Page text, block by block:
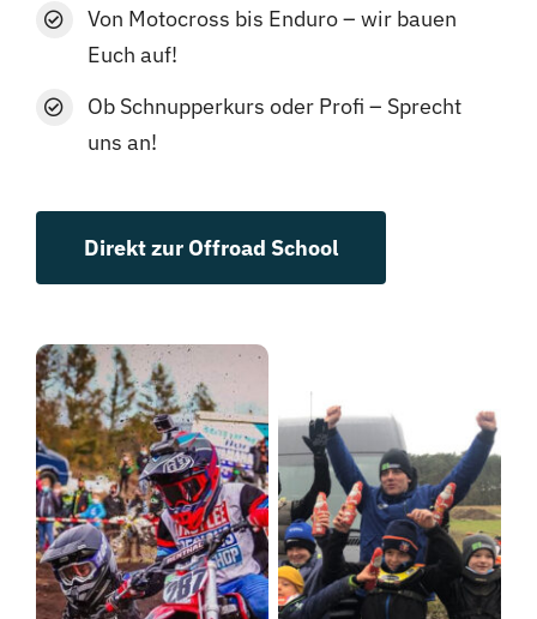
Von Motocross bis Enduro – wir bauen
Euch auf!
Ob Schnupperkurs oder Profi – Sprecht
uns an!
Direkt zur Offroad School